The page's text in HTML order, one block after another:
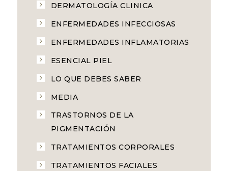
DERMATOLOGÍA CLINICA
ENFERMEDADES INFECCIOSAS
ENFERMEDADES INFLAMATORIAS
ESENCIAL PIEL
LO QUE DEBES SABER
MEDIA
TRASTORNOS DE LA
PIGMENTACIÓN
TRATAMIENTOS CORPORALES
TRATAMIENTOS FACIALES